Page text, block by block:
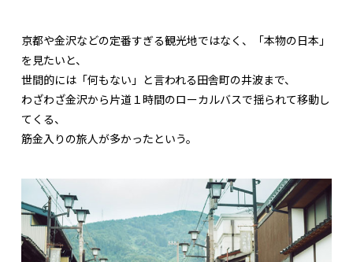
京都や金沢などの定番すぎる観光地ではなく、「本物の日本」
を見たいと、
世間的には「何もない」と言われる田舎町の井波まで、
わざわざ金沢から片道１時間のローカルバスで揺られて移動し
てくる、
筋金入りの旅人が多かったという。